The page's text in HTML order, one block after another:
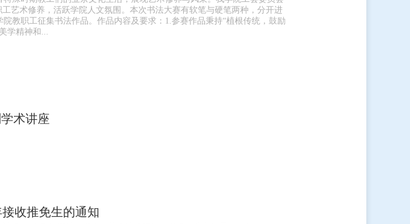
艺术修养，活跃学院人文氛围。本次书法大赛有软笔与硬笔两种，分开进
教职工征集书法作品。作品内容及要求：1.参赛作品秉持“植根传统，鼓励
学精神和...
术讲座
收推免生的通知